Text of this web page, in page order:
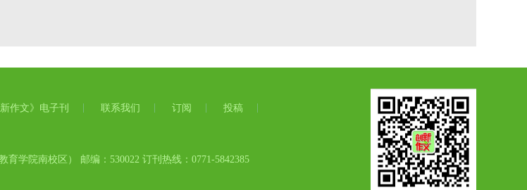
新作文》电子刊 联系我们 订阅 投稿
学院南校区） 邮编：530022 订刊热线：0771-5842385